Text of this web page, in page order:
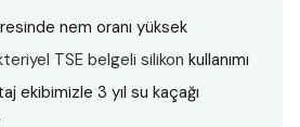
nem oranı yüksek
TSE belgeli silikon kullanımı
ekibimizle 3 yıl su kaçağı